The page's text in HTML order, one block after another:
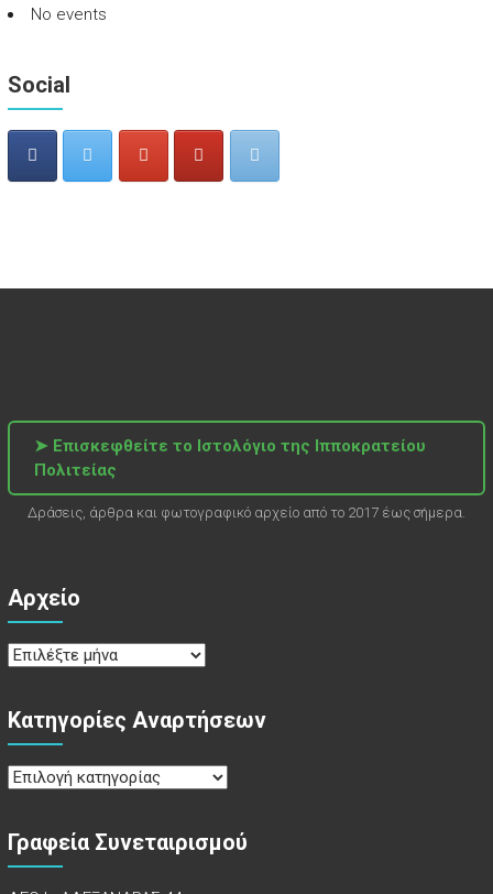
No events
Social
➤ Επισκεφθείτε το Ιστολόγιο της Ιπποκρατείου
Πολιτείας
Δράσεις, άρθρα και φωτογραφικό αρχείο από το 2017 έως σήμερα.
Αρχείο
Αρχείο
Κατηγορίες Αναρτήσεων
Κατηγορίες
Γραφεία Συνεταιρισμού